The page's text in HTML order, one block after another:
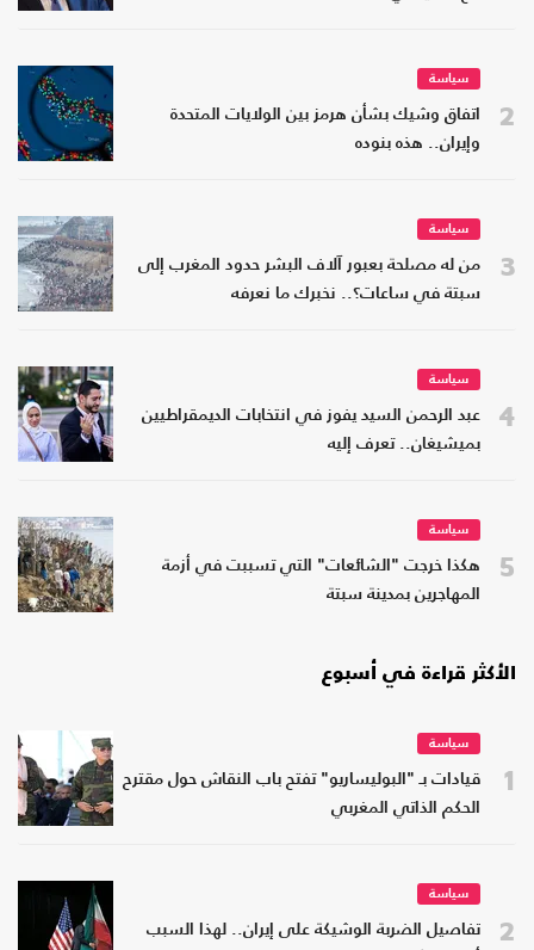
2
سياسة
اتفاق وشيك بشأن هرمز بين الولايات المتحدة
وإيران.. هذه بنوده
3
سياسة
من له مصلحة بعبور آلاف البشر حدود المغرب إلى
سبتة في ساعات؟.. نخبرك ما نعرفه
4
سياسة
عبد الرحمن السيد يفوز في انتخابات الديمقراطيين
بميشيغان.. تعرف إليه
5
سياسة
هكذا خرجت "الشائعات" التي تسببت في أزمة
المهاجرين بمدينة سبتة
الأكثر قراءة في أسبوع
1
سياسة
قيادات بـ "البوليساريو" تفتح باب النقاش حول مقترح
الحكم الذاتي المغربي
2
سياسة
تفاصيل الضربة الوشيكة على إيران.. لهذا السبب